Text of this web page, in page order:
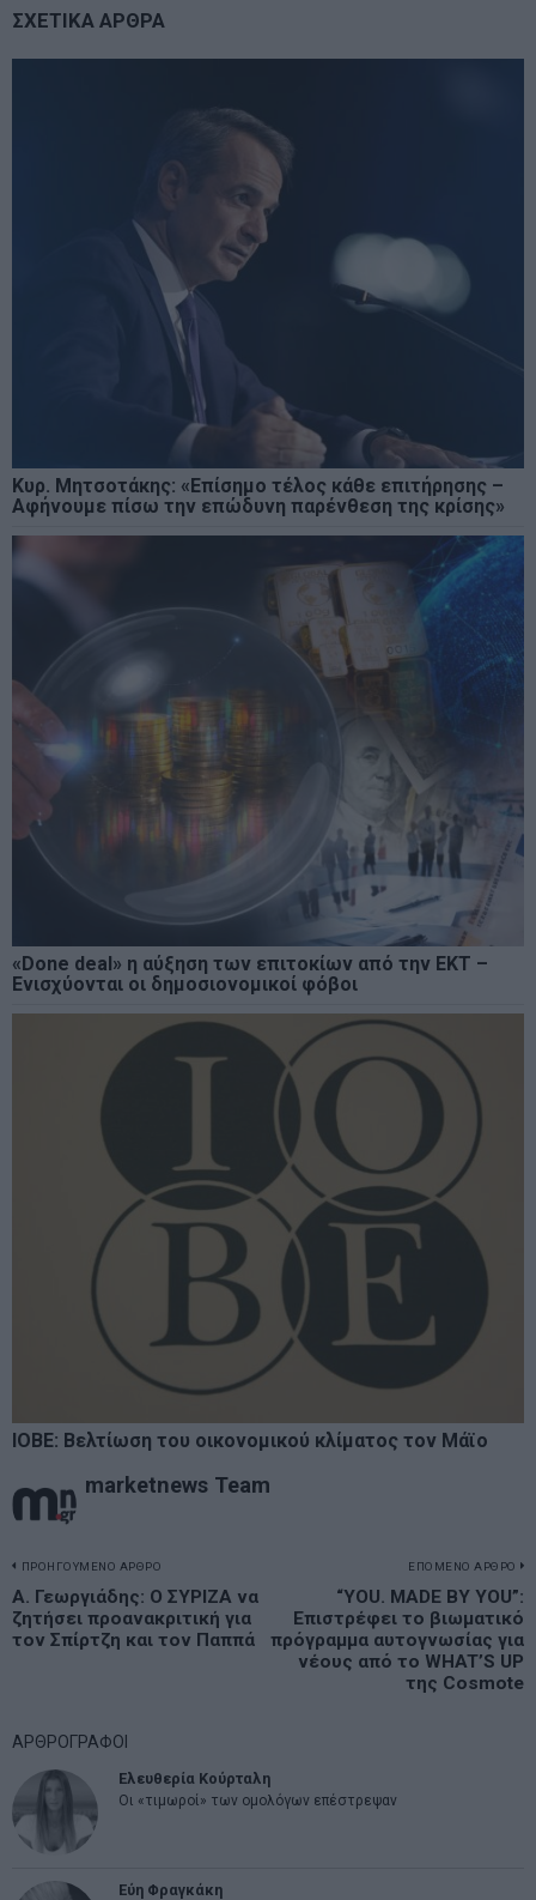
ΣΧΕΤΙΚΑ ΑΡΘΡΑ
Κυρ. Μητσοτάκης: «Επίσημο τέλος κάθε επιτήρησης –
Αφήνουμε πίσω την επώδυνη παρένθεση της κρίσης»
«Done deal» η αύξηση των επιτοκίων από την ΕΚΤ –
Ενισχύονται οι δημοσιονομικοί φόβοι
ΙΟΒΕ: Βελτίωση του οικονομικού κλίματος τον Μάϊο
marketnews Team
Πλοήγηση
άρθρων
ΠΡΟΗΓΟΥΜΕΝΟ ΑΡΘΡΟ
Previous
post:
Α. Γεωργιάδης: Ο ΣΥΡΙΖΑ να
ζητήσει προανακριτική για
τον Σπίρτζη και τον Παππά
ΕΠΟΜΕΝΟ ΑΡΘΡΟ
“YOU. MADE BY YOU”:
Επιστρέφει το βιωματικό
πρόγραμμα αυτογνωσίας για
νέους από το WHAT’S UP
της Cosmote
ΑΡΘΡΟΓΡΑΦΟΙ
Ελευθερία Κούρταλη
Οι «τιμωροί» των ομολόγων επέστρεψαν
Εύη Φραγκάκη